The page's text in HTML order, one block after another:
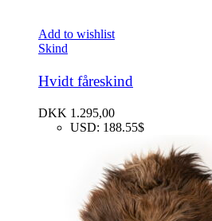
Add to wishlist
Skind
Hvidt fåreskind
DKK 1.295,00
USD: 188.55$